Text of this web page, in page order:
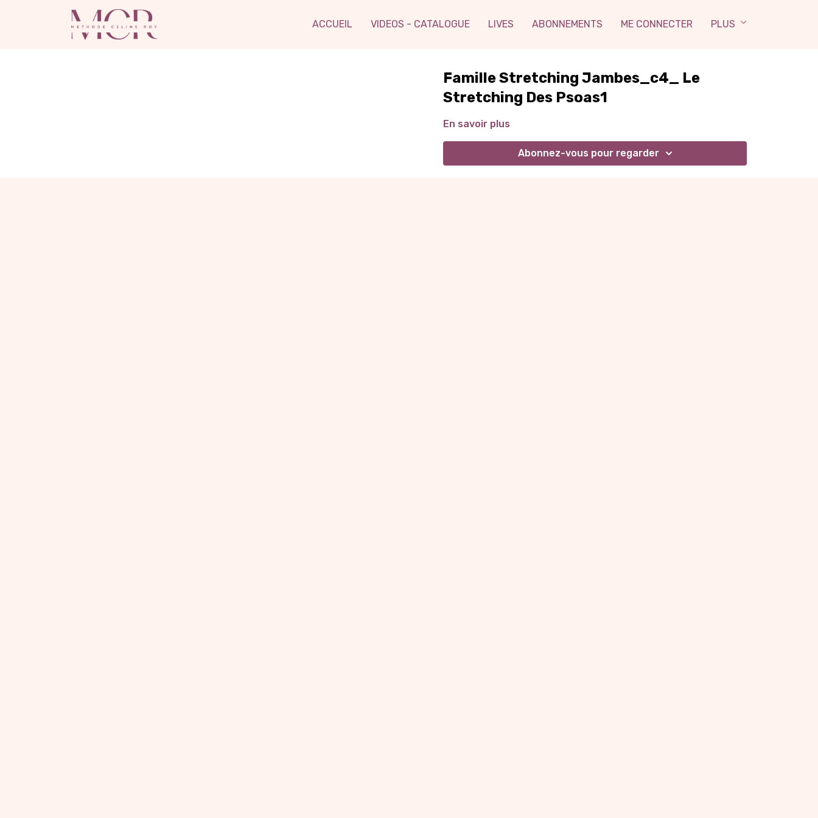
ACCUEIL VIDEOS - CATALOGUE LIVES ABONNEMENTS ME CONNECTER PLUS
Famille Stretching Jambes_c4_ Le
Stretching Des Psoas1
En savoir plus
Abonnez-vous pour regarder